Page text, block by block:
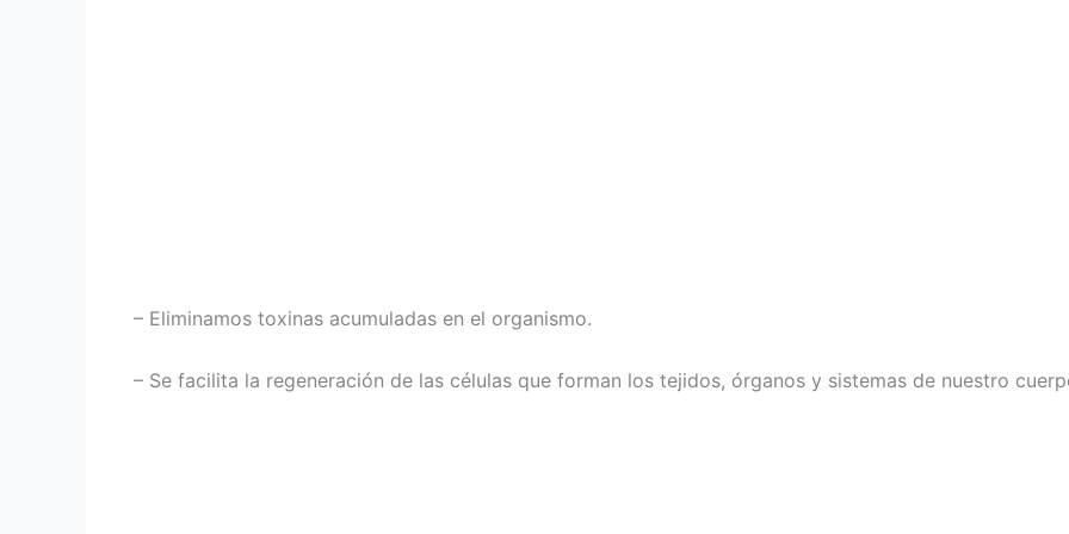
– Eliminamos toxinas acumuladas en el organismo.
– Se facilita la regeneración de las células que forman los tejidos, órganos y sistemas de nuestro